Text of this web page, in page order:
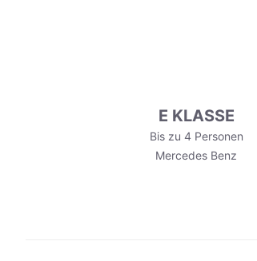
E KLASSE
Bis zu 4 Personen
Mercedes Benz